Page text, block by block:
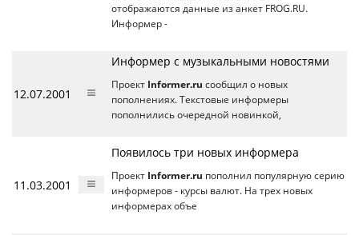
отображаются данные из анкет FROG.RU.
Информер -
12.07.2001
Информер с музыкальными новостями
Проект Informer.ru сообщил о новых
пополнениях. Текстовые информеры
пополнились очередной новинкой,
11.03.2001
Появилось три новых информера
Проект Informer.ru пополнил популярную серию
информеров - курсы валют. На трех новых
информерах объе